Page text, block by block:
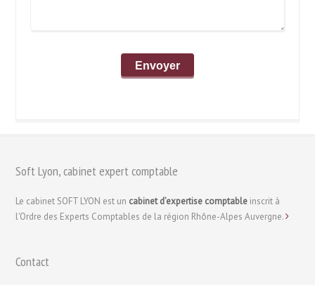
Soft Lyon, cabinet expert comptable
Le cabinet SOFT LYON est un cabinet d’expertise comptable inscrit à
l'Ordre des Experts Comptables de la région Rhône-Alpes Auvergne.
Contact